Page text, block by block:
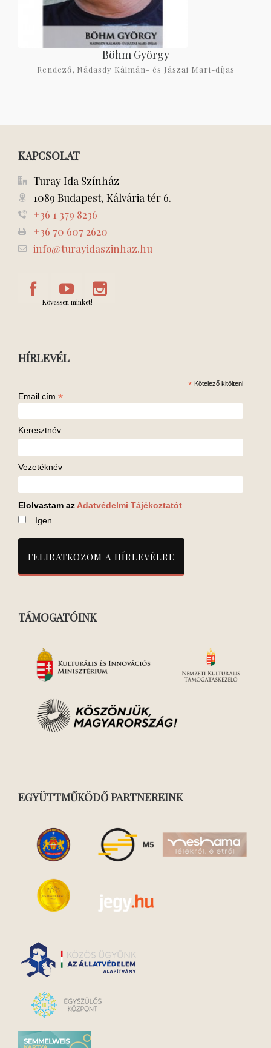
Böhm György
Rendező, Nádasdy Kálmán- és Jászai Mari-díjas
KAPCSOLAT
Turay Ida Színház
1089 Budapest, Kálvária tér 6.
+36 1 379 8236
+36 70 607 2620
info@turayidaszinhaz.hu
Kövessen minket!
HÍRLEVÉL
* Kötelező kitölteni
Email cím *
Keresztnév
Vezetéknév
Elolvastam az Adatvédelmi Tájékoztatót
Igen
TÁMOGATÓINK
EGYÜTTMŰKÖDŐ PARTNEREINK